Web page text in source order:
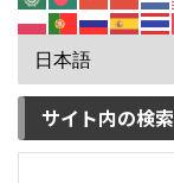
サイト内の検索